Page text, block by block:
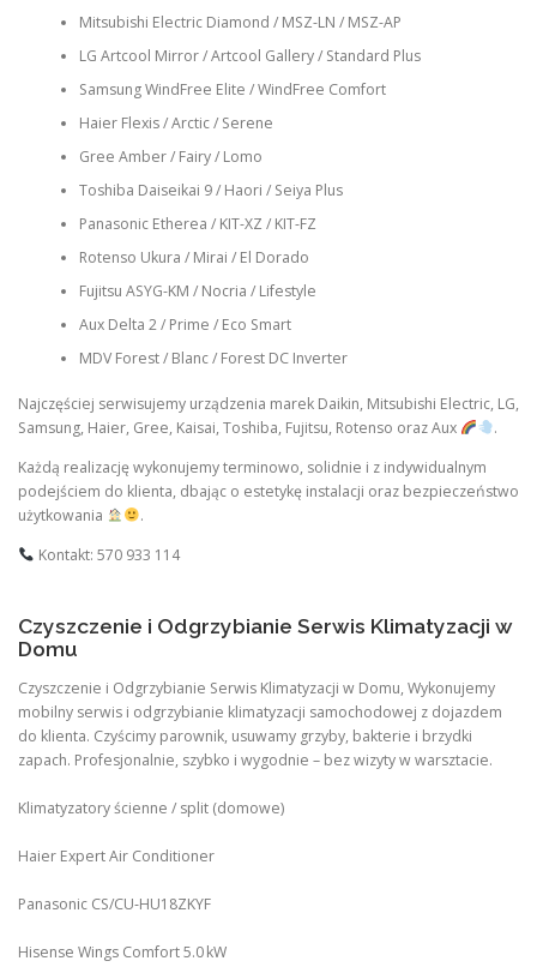
Mitsubishi Electric Diamond / MSZ-LN / MSZ-AP
LG Artcool Mirror / Artcool Gallery / Standard Plus
Samsung WindFree Elite / WindFree Comfort
Haier Flexis / Arctic / Serene
Gree Amber / Fairy / Lomo
Toshiba Daiseikai 9 / Haori / Seiya Plus
Panasonic Etherea / KIT-XZ / KIT-FZ
Rotenso Ukura / Mirai / El Dorado
Fujitsu ASYG-KM / Nocria / Lifestyle
Aux Delta 2 / Prime / Eco Smart
MDV Forest / Blanc / Forest DC Inverter
Najczęściej serwisujemy urządzenia marek Daikin, Mitsubishi Electric, LG,
Samsung, Haier, Gree, Kaisai, Toshiba, Fujitsu, Rotenso oraz Aux
.
Każdą realizację wykonujemy terminowo, solidnie i z indywidualnym
podejściem do klienta, dbając o estetykę instalacji oraz bezpieczeństwo
użytkowania
.
Kontakt: 570 933 114
Czyszczenie i Odgrzybianie Serwis Klimatyzacji w
Domu
Czyszczenie i Odgrzybianie Serwis Klimatyzacji w Domu, Wykonujemy
mobilny serwis i odgrzybianie klimatyzacji samochodowej z dojazdem
do klienta. Czyścimy parownik, usuwamy grzyby, bakterie i brzydki
zapach. Profesjonalnie, szybko i wygodnie – bez wizyty w warsztacie.
Klimatyzatory ścienne / split (domowe)
Haier Expert Air Conditioner
Panasonic CS/CU‑HU18ZKYF
Hisense Wings Comfort 5.0 kW